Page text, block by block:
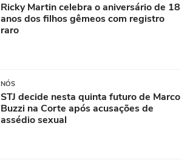
Ricky Martin celebra o aniversário de 18
anos dos filhos gêmeos com registro
raro
NÓS
STJ decide nesta quinta futuro de Marco
Buzzi na Corte após acusações de
assédio sexual